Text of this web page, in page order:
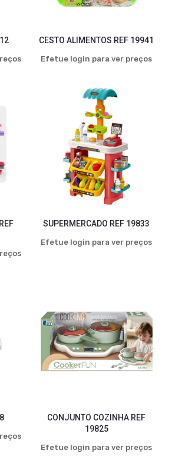
CESTO ALIMENTOS REF 19941
Efetue login para ver preços
SUPERMERCADO REF 19833
Efetue login para ver preços
CONJUNTO COZINHA REF
19825
Efetue login para ver preços